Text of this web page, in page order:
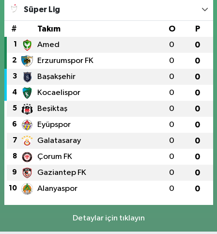
Süper Lig
# Takım O P
1 Amed 0 0
2 Erzurumspor FK 0 0
3 Başakşehir 0 0
4 Kocaelispor 0 0
5 Beşiktaş 0 0
6 Eyüpspor 0 0
7 Galatasaray 0 0
8 Çorum FK 0 0
9 Gaziantep FK 0 0
10 Alanyaspor 0 0
Detaylar için tıklayın